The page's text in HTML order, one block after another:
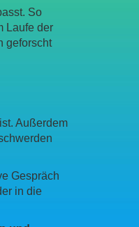
So
Laufe der
geforscht
Außerdem
Gespräch
in die